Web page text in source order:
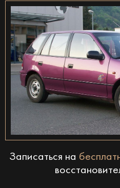
Записаться на